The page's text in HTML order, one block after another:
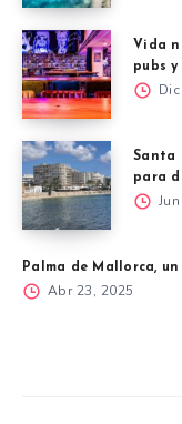
Vida
pubs
Santa
para
Palma de Mallorca,
Abr 23, 2025